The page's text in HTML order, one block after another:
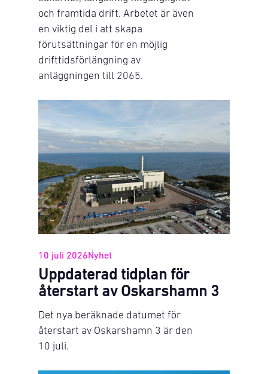
och framtida drift. Arbetet är även
en viktig del i att skapa
förutsättningar för en möjlig
drifttidsförlängning av
anläggningen till 2065.
Uppdaterad tidplan för
återstart av Oskarshamn 3
10 juli 2026Nyhet
Det nya beräknade datumet för
återstart av Oskarshamn 3 är den
10 juli.